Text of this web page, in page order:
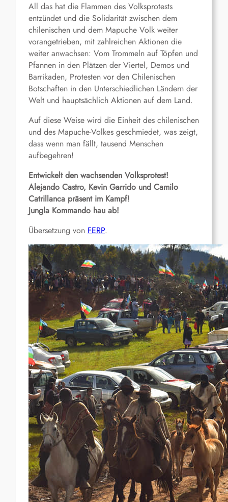
All das hat die Flammen des Volksprotests
entzündet und die Solidarität zwischen dem
chilenischen und dem Mapuche Volk weiter
vorangetrieben, mit zahlreichen Aktionen die
weiter anwachsen: Vom Trommeln auf Töpfen und
Pfannen in den Plätzen der Viertel, Demos und
Barrikaden, Protesten vor den Chilenischen
Botschaften in den Unterschiedlichen Ländern der
Welt und hauptsächlich Aktionen auf dem Land.
Auf diese Weise wird die Einheit des chilenischen
und des Mapuche-Volkes geschmiedet, was zeigt,
dass wenn man fällt, tausend Menschen
aufbegehren!
Entwickelt den wachsenden Volksprotest!
Alejando Castro, Kevin Garrido und Camilo
Catrillanca präsent im Kampf!
Jungla Kommando hau ab!
Übersetzung von FERP.